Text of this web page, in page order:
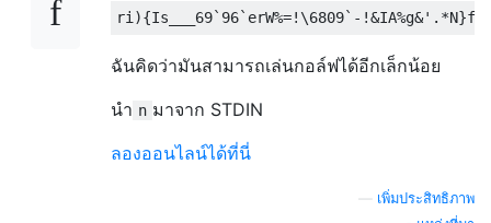
ฉันคิดว่ามันสามารถเล่นกอล์ฟได้อีกเล็กน้อย
นำ n มาจาก STDIN
ลองออนไลน์ได้ที่นี่
เพิ่มประสิทธิภาพ